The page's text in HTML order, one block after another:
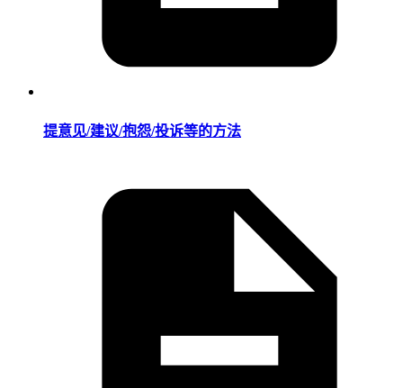
提意见/建议/抱怨/投诉等的方法